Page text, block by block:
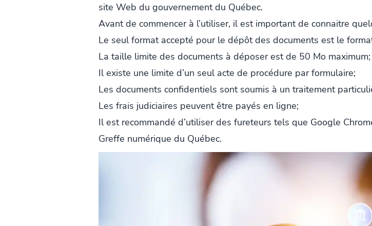
site Web du gouvernement du Québec.
Avant de commencer à l’utiliser, il est important de connaitre
Le seul format accepté pour le dépôt des documents est le
La taille limite des documents à déposer est de 50 Mo maximum;
Il existe une limite d’un seul acte de procédure par formulaire;
Les documents confidentiels sont soumis à un traitement
Les frais judiciaires peuvent être payés en ligne;
Il est recommandé d’utiliser des fureteurs tels que Google
Greffe numérique du Québec.